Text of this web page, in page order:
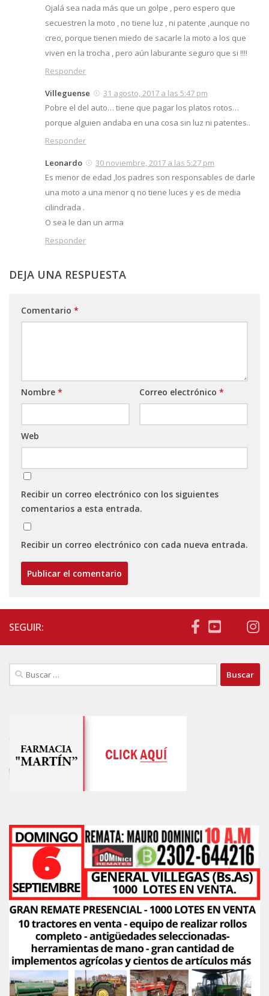
Ojalá sea nada más que un golpe , pero espero que
secuestren la moto , no tiene luz , ni patente ,aunque no
creo, porque tienen miedo de sacarle la moto a los que
viven en la trocha , pero aún laburante seguro que si !!!!
Responder
Villeguense
31 agosto, 2017 a las 5:47 pm
Pobre el del auto… tiene que pagar los platos rotos…
porque alguien andaba en una cosa sin luz ni patentes..
Responder
Leonardo
30 noviembre, 2017 a las 5:27 pm
Es menor de edad ,los padres son responsables de darle
una moto a una menor q no tiene luces y es de media
cilindrada .
O sea le dan un arma
Responder
DEJA UNA RESPUESTA
Comentario *
Nombre * Correo electrónico *
Web
Recibir un correo electrónico con los siguientes
comentarios a esta entrada.
Recibir un correo electrónico con cada nueva entrada.
SEGUIR:
Buscar: